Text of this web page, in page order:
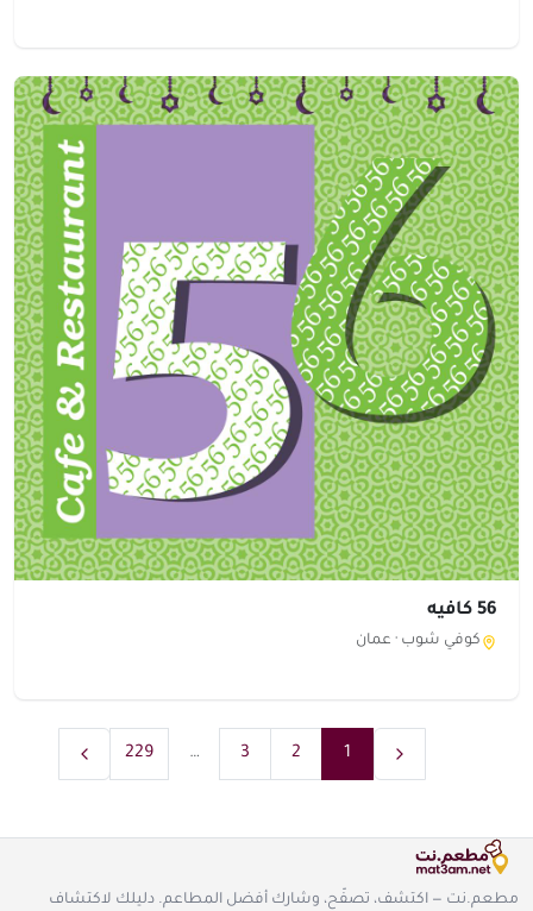
56 كافيه
كوفي شوب · عمان
1
2
3
…
229
مطعم.نت — اكتشف، تصفّح، وشارك أفضل المطاعم. دليلك لاكتشاف